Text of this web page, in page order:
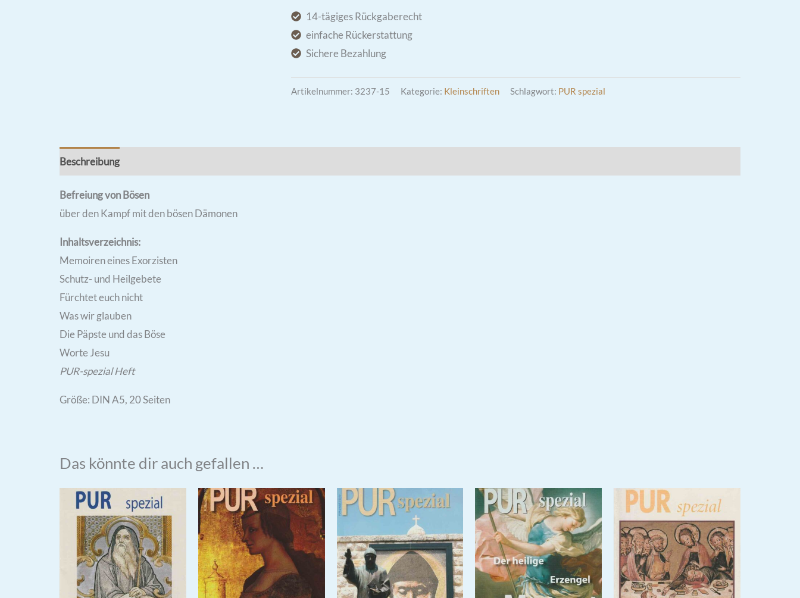
Menge14-tägiges Rückgaberecht
einfache Rückerstattung
Sichere Bezahlung
Artikelnummer: 3237-15 Kategorie: Kleinschriften Schlagwort: PUR spezial
Beschreibung
Befreiung von Bösen
über den Kampf mit den bösen Dämonen
Inhaltsverzeichnis:
Memoiren eines Exorzisten
Schutz- und Heilgebete
Fürchtet euch nicht
Was wir glauben
Die Päpste und das Böse
Worte Jesu
PUR-spezial Heft
Größe: DIN A5, 20 Seiten
Das könnte dir auch gefallen …